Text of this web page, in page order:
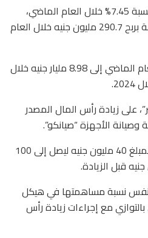
ارتفعت أرباح شركة غاز مصر، بنسبة 7.45% خلال العام الماضي،
لتصل 312.6 مليون جنيه، مقارنة بربح 290.7 مليون جنيه خلال العام
وزادت إيرادات النشاط خلال العام الماضي إلى 8.98 مليار جنيه خلال
على زيادة رأس المال المصدر
الأجهزة “صيانكو”.
وتقرر زيادة رأسمال “صيانكو” بمبلغ 40 مليون جنيه ليصل إلى 100
نسبة مساهمتها في هيكل
“صيانكو” والبالغة 20%، بالتوازي مع إجراءات زيادة رأس